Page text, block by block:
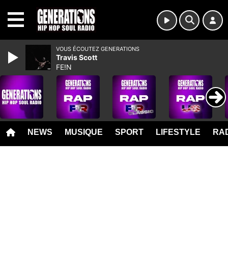
NEWS MUSIQUE SPORT LIFESTYLE
VOUS ÉCOUTEZ GENERATIONS
Travis Scott
FE!N